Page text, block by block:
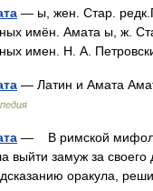
— ы, жен. Стар.
имён. Амата ы, ж.
имен. Н. А.
— Латин и Амата
— В римской
выйти замуж за
оракула,